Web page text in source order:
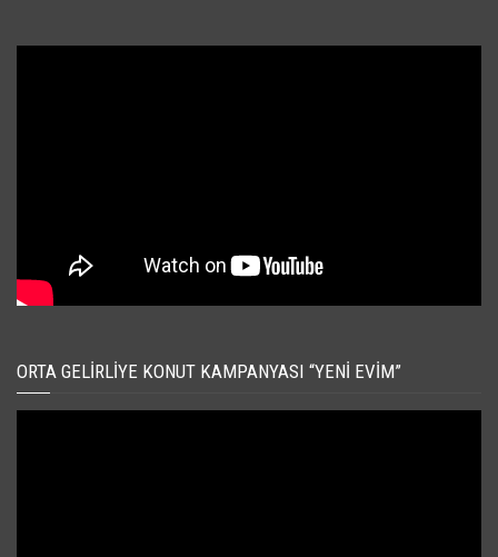
ORTA GELIRLIYE KONUT KAMPANYASI “YENI EVIM”